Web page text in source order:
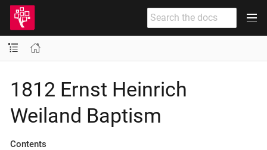
1812 Ernst Heinrich
Weiland Baptism
Contents